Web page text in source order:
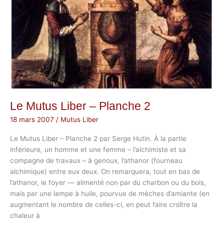
l
h
e
3
Le Mutus Liber – Planche 2
18 mars 2007 / Mutus Liber
Le Mutus Liber – Planche 2 par Serge Hutin. À la partie
inférieure, un homme et une femme – l’alchimiste et sa
compagne de travaux – à genoux, l’athanor (fourneau
alchimique) entre eux deux. On remarquera, tout en bas de
l’athanor, le foyer — alimenté non par du charbon ou du bois,
mais par une lampe à huile, pourvue de mèches d’amiante (en
augmentant le nombre de celles-ci, en peut faire croître la
chaleur à